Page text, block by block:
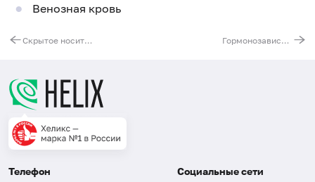
Венозная кровь
Скрытое носительство мутаций несиндромальной нейросенсорной тугоухости Гормонозависимое нарушение сперматогенеза
Телефон Социальные сети